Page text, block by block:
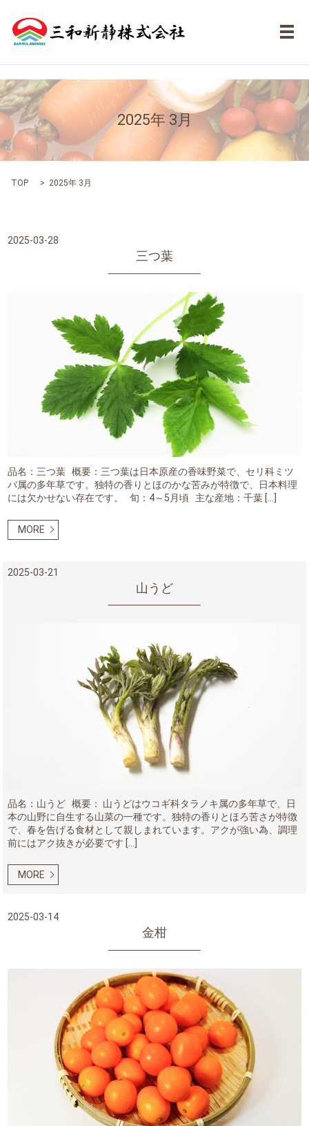
メ
2025年 3月
TOP 2025年 3月
2025-03-28
三つ葉
品名：三つ葉 概要：三つ葉は日本原産の香味野菜で、セリ科ミツ
バ属の多年草です。独特の香りとほのかな苦みが特徴で、日本料理
には欠かせない存在です。 旬：4～5月頃 主な産地：千葉 […]
MORE
2025-03-21
山うど
品名：山うど 概要： 山うどはウコギ科タラノキ属の多年草で、日
本の山野に自生する山菜の一種です。独特の香りとほろ苦さが特徴
で、春を告げる食材として親しまれています。アクが強い為、調理
前にはアク抜きが必要です […]
MORE
2025-03-14
金柑